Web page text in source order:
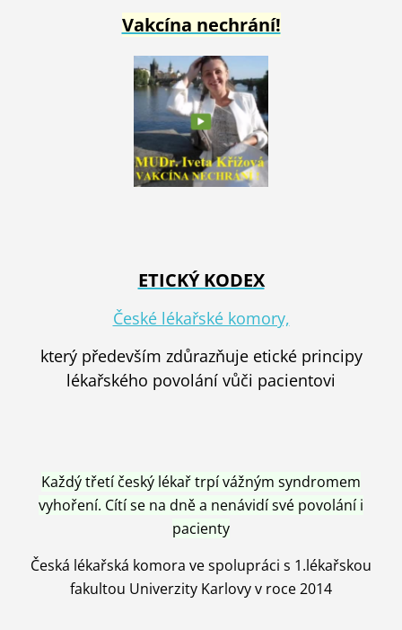
Vakcína nechrání!
ETICKÝ KODEX
České lékařské komory,
který především zdůrazňuje etické principy
lékařského povolání vůči pacientovi
Každý třetí český lékař trpí vážným syndromem
vyhoření. Cítí se na dně a nenávidí své povolání i
pacienty
Česká lékařská komora ve spolupráci s 1.lékařskou
fakultou Univerzity Karlovy v roce 2014